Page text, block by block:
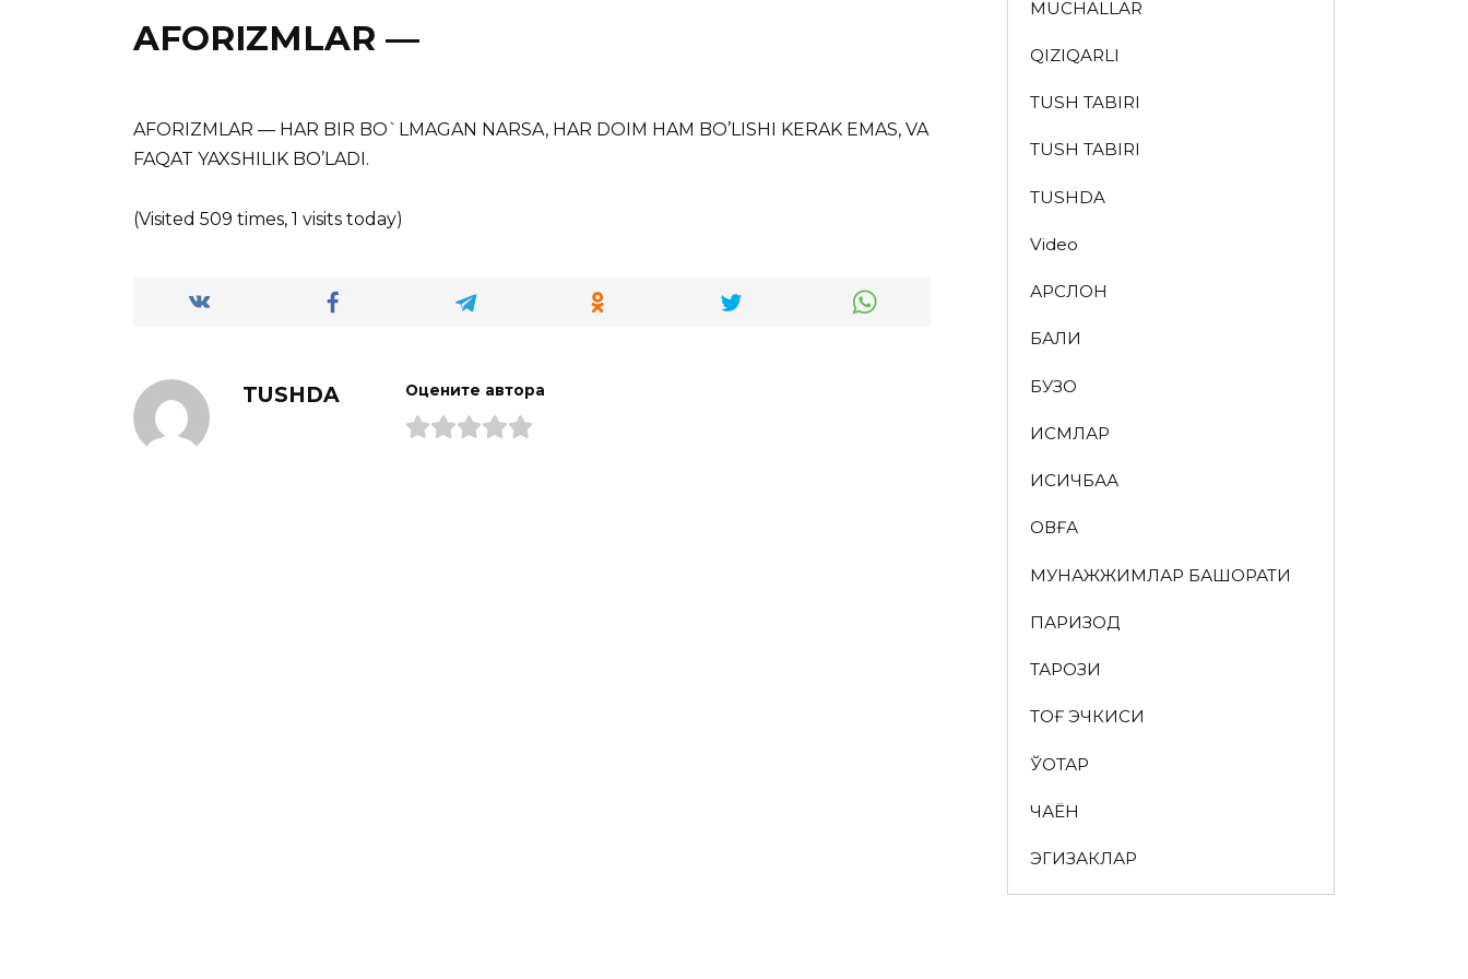
AFORIZMLAR —
AFORIZMLAR — HAR BIR BO`LMAGAN NARSA, HAR DOIM HAM BO’LISHI KERAK EMAS, VA
FAQAT YAXSHILIK BO’LADI.
(Visited 509 times, 1 visits today)
TUSHDA Оцените автора
MUCHALLAR
QIZIQARLI
TUSH TABIRI
TUSH TABIRI
TUSHDA
Video
АРСЛОН
БАЛИҚ
БУЗОҚ
ИСМЛАР
ҚИСҚИЧБАҚА
ҚОВҒА
МУНАЖЖИМЛАР БАШОРАТИ
ПАРИЗОД
ТАРОЗИ
ТОҒ ЭЧКИСИ
ЎҚОТАР
ЧАЁН
ЭГИЗАКЛАР